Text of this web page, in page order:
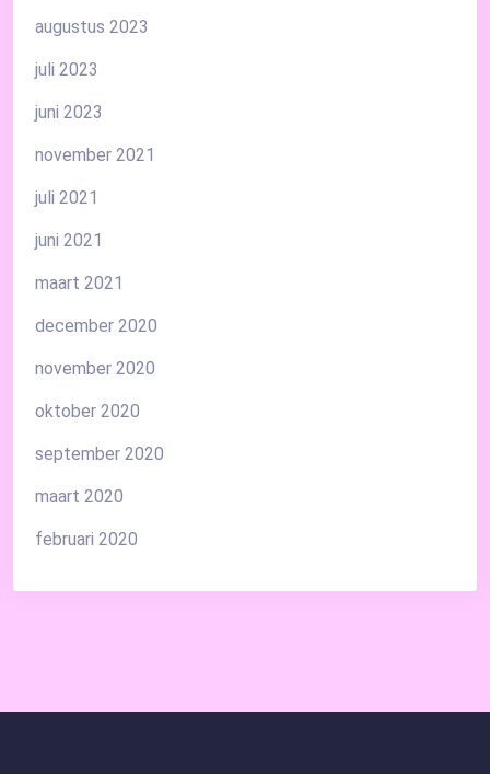
augustus 2023
juli 2023
juni 2023
november 2021
juli 2021
juni 2021
maart 2021
december 2020
november 2020
oktober 2020
september 2020
maart 2020
februari 2020